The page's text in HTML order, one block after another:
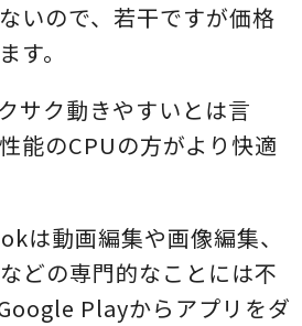
いので、若干ですが価格
す。
サク動きやすいとは言
能のCPUの方がより快適
は動画編集や画像編集、
どの専門的なことには不
Playからアプリをダ